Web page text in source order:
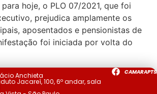
hoje, o PLO 07/2021, que foi
prejudica amplamente os
aposentados e pensionistas de
foi iniciada por volta do
Anchieta
Jacareí, 100, 6º andar, sala